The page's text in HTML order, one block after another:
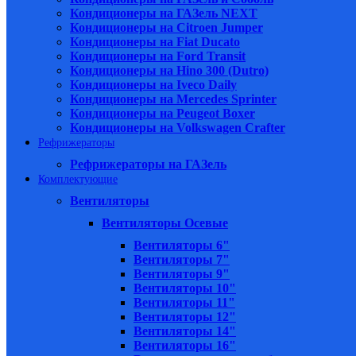
Кондиционеры на ГАЗель NEXT
Кондиционеры на Citroen Jumper
Кондиционеры на Fiat Ducato
Кондиционеры на Ford Transit
Кондиционеры на Hino 300 (Dutro)
Кондиционеры на Iveco Daily
Кондиционеры на Mercedes Sprinter
Кондиционеры на Peugeot Boxer
Кондиционеры на Volkswagen Crafter
Рефрижераторы
Рефрижераторы на ГАЗель
Комплектующие
Вентиляторы
Вентиляторы Осевые
Вентиляторы 6"
Вентиляторы 7"
Вентиляторы 9"
Вентиляторы 10"
Вентиляторы 11"
Вентиляторы 12"
Вентиляторы 14"
Вентиляторы 16"